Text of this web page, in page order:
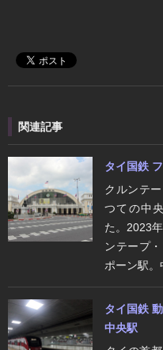
関連記事
タイ国鉄
クルンテ
つての中
た。2023
ンテープ
ポーン駅。
タイ国鉄
中央駅